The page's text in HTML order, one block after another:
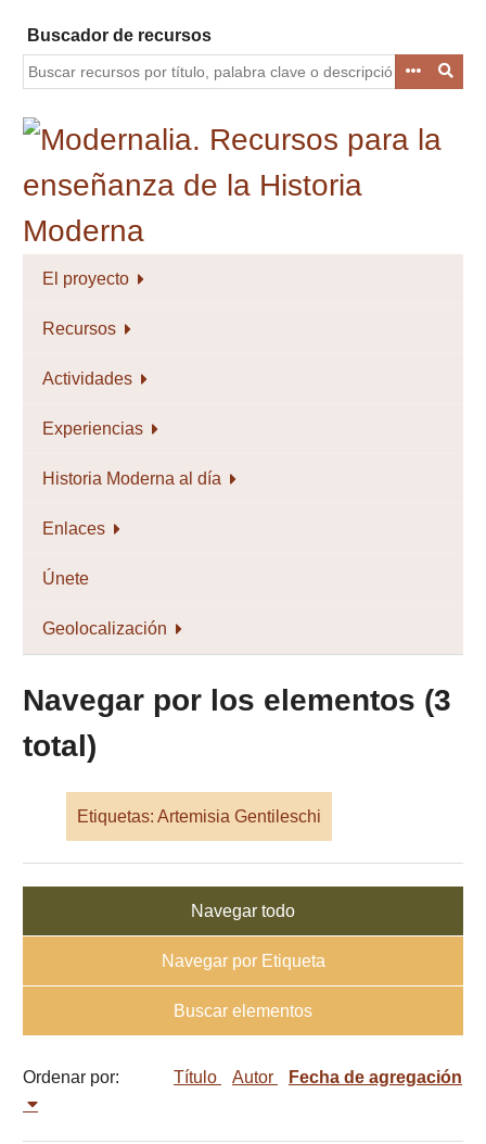
contenido
principal
Buscador de recursos
El proyecto
Recursos
Actividades
Experiencias
Historia Moderna al día
Enlaces
Únete
Geolocalización
Navegar por los elementos (3
total)
Etiquetas: Artemisia Gentileschi
Navegar todo
Navegar por Etiqueta
Buscar elementos
Ordenar por: Título Autor Fecha de agregación